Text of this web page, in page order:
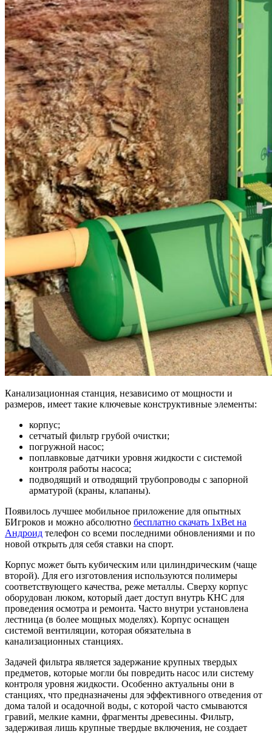
Канализационная станция, независимо от мощности и
размеров, имеет такие ключевые конструктивные элементы:
корпус;
сетчатый фильтр грубой очистки;
погружной насос;
поплавковые датчики уровня жидкости с системой
контроля работы насоса;
подводящий и отводящий трубопроводы с запорной
арматурой (краны, клапаны).
Появилось лучшее мобильное приложение для опытных
БИгроков и можно абсолютно бесплатно скачать 1xBet на
Андроид телефон со всеми последними обновлениями и по
новой открыть для себя ставки на спорт.
Корпус может быть кубическим или цилиндрическим (чаще
второй). Для его изготовления используются полимеры
соответствующего качества, реже металлы. Сверху корпус
оборудован люком, который дает доступ внутрь КНС для
проведения осмотра и ремонта. Часто внутри установлена
лестница (в более мощных моделях). Корпус оснащен
системой вентиляции, которая обязательна в
канализационных станциях.
Задачей фильтра является задержание крупных твердых
предметов, которые могли бы повредить насос или систему
контроля уровня жидкости. Особенно актуальны они в
станциях, что предназначены для эффективного отведения от
дома талой и осадочной воды, с которой часто смываются
гравий, мелкие камни, фрагменты древесины. Фильтр,
задерживая лишь крупные твердые включения, не создает